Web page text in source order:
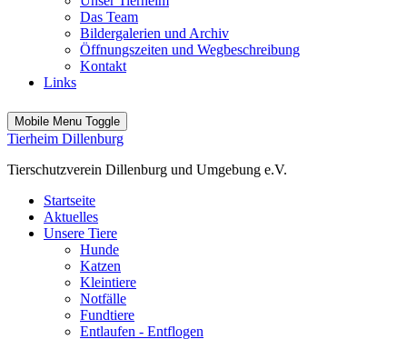
Das Team
Bildergalerien und Archiv
Öffnungszeiten und Wegbeschreibung
Kontakt
Links
Mobile Menu Toggle
Tierheim Dillenburg
Tierschutzverein Dillenburg und Umgebung e.V.
Startseite
Aktuelles
Unsere Tiere
Hunde
Katzen
Kleintiere
Notfälle
Fundtiere
Entlaufen - Entflogen